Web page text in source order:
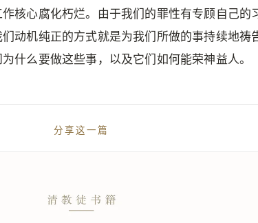
核心腐化朽烂。由于我们的罪性有专顾自己的
动机纯正的方式就是为我们所做的事持续地祷
什么要做这些事，以及它们如何能荣神益人。
分享这一篇